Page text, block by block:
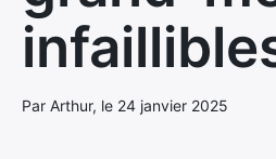
Par Arthur, le 24 janvier 2025